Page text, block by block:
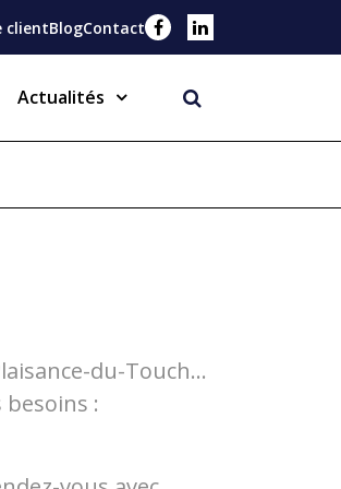
clientBlogContact
Actualités
du-Touch…
: